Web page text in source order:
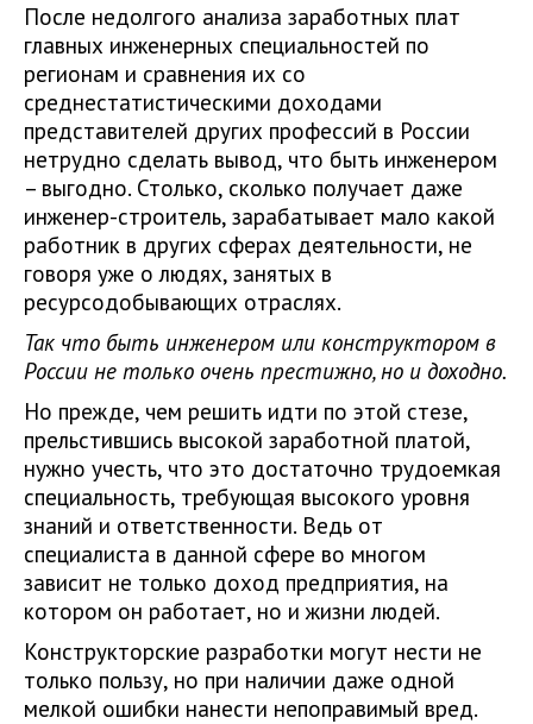
После недолгого анализа заработных плат
главных инженерных специальностей по
регионам и сравнения их со
среднестатистическими доходами
представителей других профессий в России
нетрудно сделать вывод, что быть инженером
– выгодно. Столько, сколько получает даже
инженер-строитель, зарабатывает мало какой
работник в других сферах деятельности, не
говоря уже о людях, занятых в
ресурсодобывающих отраслях.
Так что быть инженером или конструктором в
России не только очень престижно, но и доходно.
Но прежде, чем решить идти по этой стезе,
прельстившись высокой заработной платой,
нужно учесть, что это достаточно трудоемкая
специальность, требующая высокого уровня
знаний и ответственности. Ведь от
специалиста в данной сфере во многом
зависит не только доход предприятия, на
котором он работает, но и жизни людей.
Конструкторские разработки могут нести не
только пользу, но при наличии даже одной
мелкой ошибки нанести непоправимый вред.